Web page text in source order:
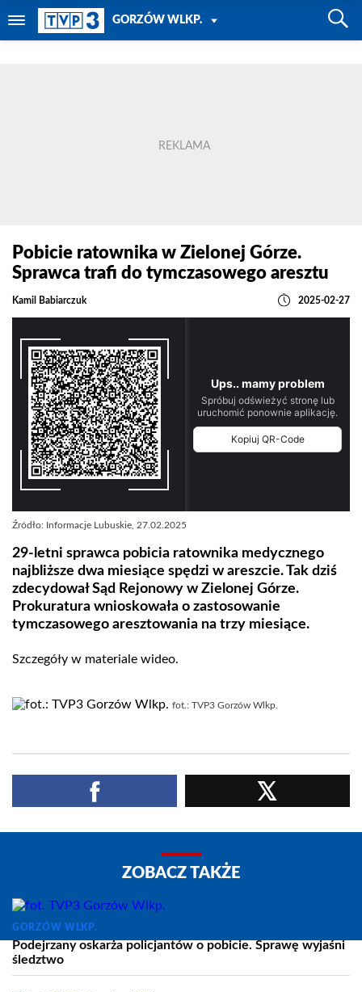
GORZÓW WLKP.
POWRÓT DO
TVP REGIONY
Pobicie ratownika w Zielonej Górze.
Sprawca trafi do tymczasowego aresztu
Kamil Babiarczuk 2025-02-27
Źródło: Informacje Lubuskie, 27.02.2025
29-letni sprawca pobicia ratownika medycznego
najbliższe dwa miesiące spędzi w areszcie. Tak dziś
zdecydował Sąd Rejonowy w Zielonej Górze.
Prokuratura wnioskowała o zastosowanie
tymczasowego aresztowania na trzy miesiące.
Szczegóły w materiale wideo.
fot.: TVP3 Gorzów Wlkp.
ZOBACZ TAKŻE
GORZÓW WLKP.
Podejrzany oskarża policjantów o pobicie. Sprawę wyjaśni
śledztwo